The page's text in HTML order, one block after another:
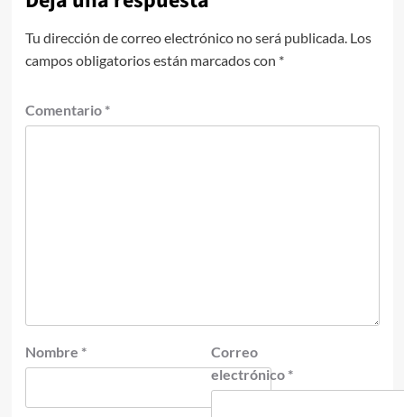
Tu dirección de correo electrónico no será publicada. Los
campos obligatorios están marcados con *
Comentario *
Nombre *
Correo
electrónico *